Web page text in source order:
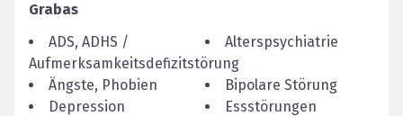
Grabas
ADS, ADHS /
Aufmerksamkeitsdefizitstörung
Alterspsychiatrie
Ängste, Phobien
Bipolare Störung
Depression
Essstörungen